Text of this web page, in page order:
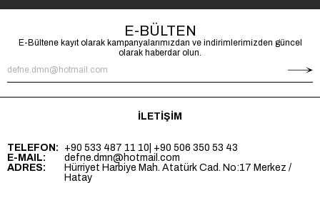
E-BÜLTEN
E-Bültene kayıt olarak kampanyalarımızdan ve indirimlerimizden güncel
olarak haberdar olun.
İLETİŞİM
TELEFON: +90 533 487 11 10 | +90 506 350 53 43
E-MAIL:
defne.dmn@hotmail.com
ADRES:
Hürriyet Harbiye Mah. Atatürk Cad. No:17 Merkez /
Hatay